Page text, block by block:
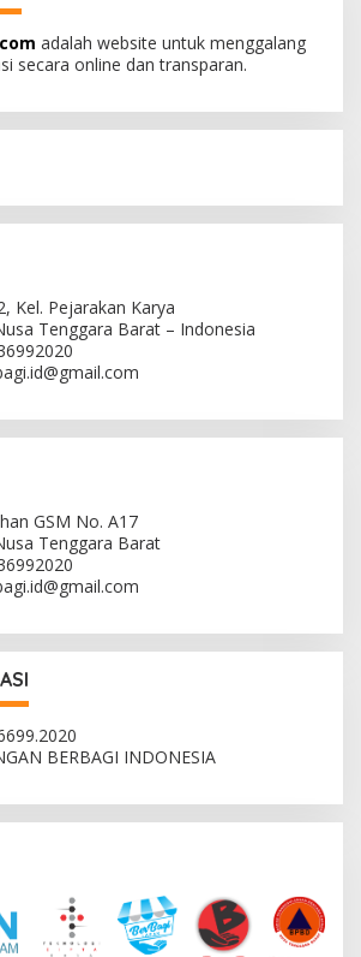
adalah website untuk menggalang
secara online dan transparan.
Kel. Pejarakan Karya
Tenggara Barat – Indonesia
GSM No. A17
Tenggara Barat
BERBAGI INDONESIA